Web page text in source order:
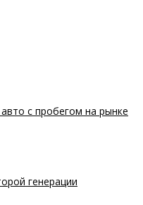
с пробегом на рынке
генерации